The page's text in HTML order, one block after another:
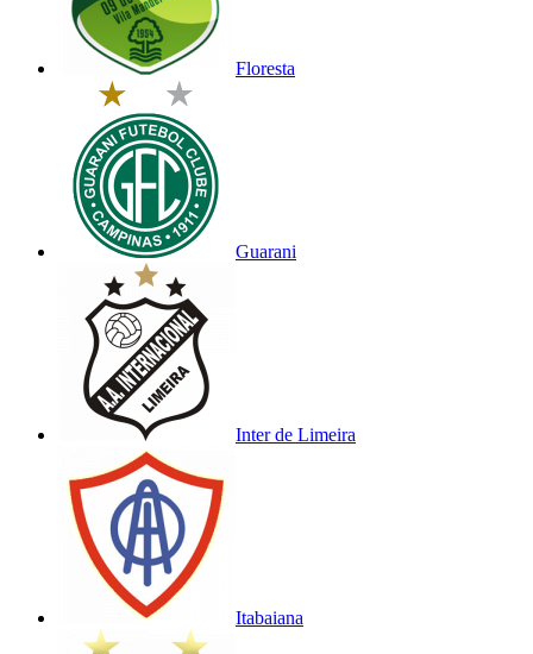
Floresta
Guarani
Inter de Limeira
Itabaiana